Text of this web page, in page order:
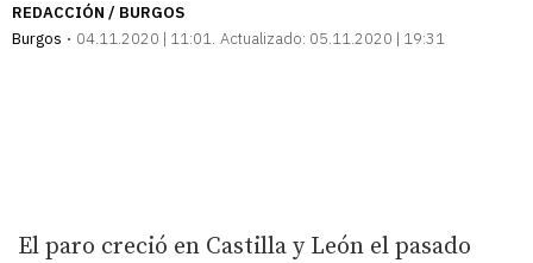
REDACCIÓN / BURGOS
Burgos
04.11.2020 | 11:01 Actualizado: 05.11.2020 | 19:31
El paro creció en Castilla y León el pasado